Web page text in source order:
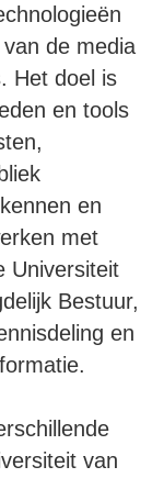
de media
Het doel is
en tools
en
met
Universiteit
Bestuur,
en
van